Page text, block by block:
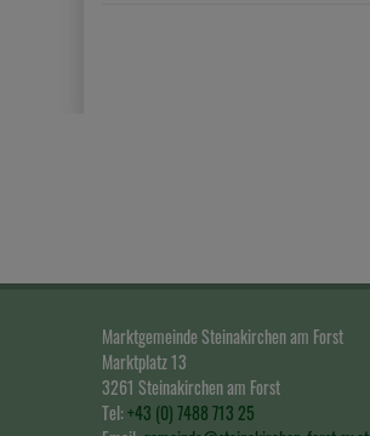
Marktgemeinde Steinakirchen am Forst
Marktplatz 13
3261 Steinakirchen am Forst
Tel:+43 (0) 7488 713 25